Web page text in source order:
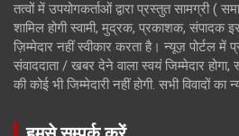
तत्वों में उपयोगकर्ताओं द्वारा प्रस्तुत सामग्री (
शामिल होगी स्वामी, मुद्रक, प्रकाशक, संपादक
ज़िम्मेदार नहीं स्वीकार करता है। न्यूज़ पोर्टल में
संवाददाता / खबर देने वाला स्वयं जिम्मेदार
की कोई भी जिम्मेदारी नहीं होगी. सभी विवादों का